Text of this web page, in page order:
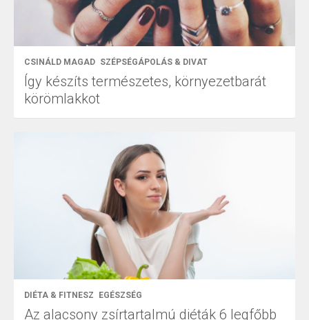
CSINÁLD MAGAD SZÉPSÉGÁPOLÁS & DIVAT
Így készíts természetes, környezetbarát
körömlakkot
DIÉTA & FITNESZ EGÉSZSÉG
Az alacsony zsírtartalmú diéták 6 legfőbb